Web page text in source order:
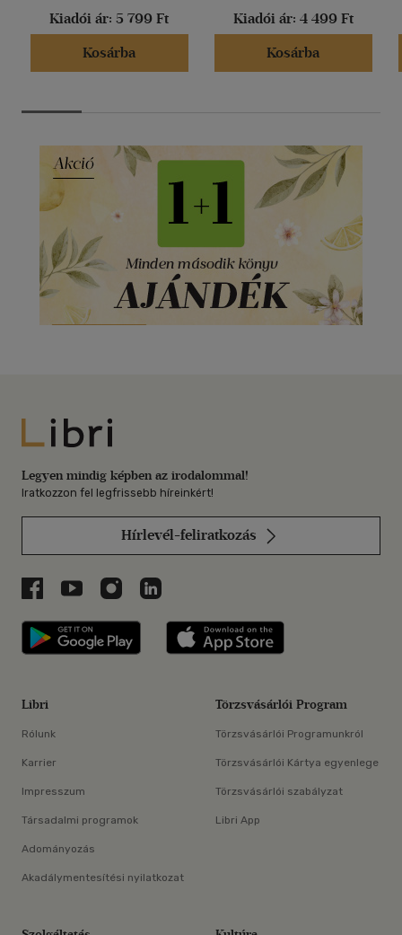
Kiadói ár: 5 799 Ft
Kosárba
Kiadói ár: 4 499 Ft
Kosárba
Libri
Legyen mindig képben az irodalommal!
Iratkozzon fel legfrissebb híreinkért!
Hírlevél-feliratkozás
Libri a Facebookon
Libri a Youtube-on
Libri az Instagramon
Libri a LinkedInen
Libri applikáció Szerezd meg: Google
Libri
Rólunk
Karrier
Impresszum
Társadalmi programok
Adományozás
Akadálymentesítési nyilatkozat
Törzsvásárlói Program
Törzsvásárlói Programunkról
Törzsvásárlói Kártya egyenlege
Törzsvásárlói szabályzat
Libri App